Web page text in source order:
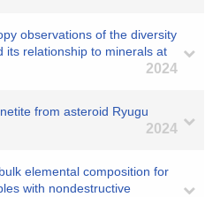
observations of the diversity
its relationship to minerals at
2024
from asteroid Ryugu
2024
elemental composition for
with nondestructive